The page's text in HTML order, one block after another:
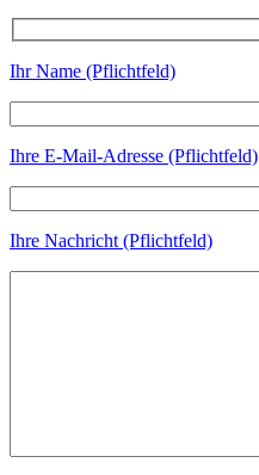
Ihr Name (Pflichtfeld)
Ihre E-Mail-Adresse (Pflichtfeld)
Ihre Nachricht (Pflichtfeld)